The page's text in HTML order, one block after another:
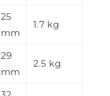
25
mm
1.7 kg
29
mm
2.5 kg